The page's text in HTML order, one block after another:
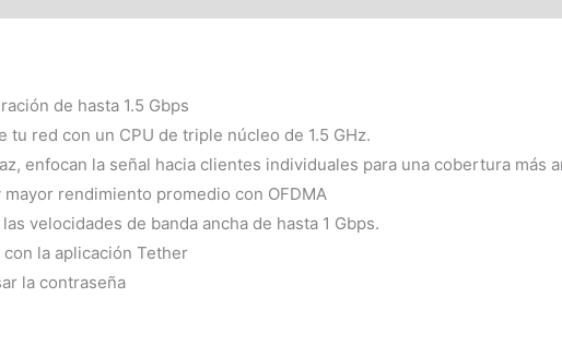
de hasta 1.5 Gbps
red con un CPU de triple núcleo de 1.5 GHz.
enfocan la señal hacia clientes individuales para una cobertura más
rendimiento promedio con OFDMA
velocidades de banda ancha de hasta 1 Gbps.
la aplicación Tether
la contraseña